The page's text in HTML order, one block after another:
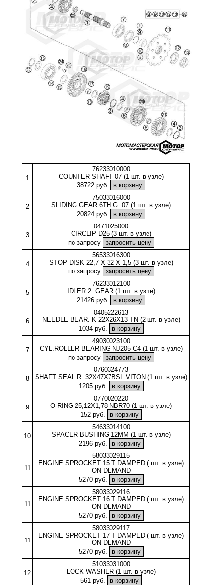
1
76233010000
COUNTER SHAFT 07 (1 шт. в узле)
38722 руб.
2
75033016000
SLIDING GEAR 6TH G. 07 (1 шт. в узле)
20824 руб.
3
0471025000
CIRCLIP D25 (3 шт. в узле)
по запросу
4
56533016300
STOP DISK 22,7 X 32 X 1,5 (3 шт. в узле)
по запросу
5
76233012100
IDLER 2. GEAR (1 шт. в узле)
21426 руб.
6
0405222613
NEEDLE BEAR. K 22X26X13 TN (2 шт. в узле)
1034 руб.
7
49030023100
CYL.ROLLER BEARING NJ205 C4 (1 шт. в узле)
по запросу
8
0760324773
SHAFT SEAL R. 32X47X7BSL VITON (1 шт. в узле)
1205 руб.
9
0770020220
O-RING 25,12X1,78 NBR70 (1 шт. в узле)
152 руб.
10
54633014100
SPACER BUSHING 12MM (1 шт. в узле)
2196 руб.
11
58033029115
ENGINE SPROCKET 15 T DAMPED ( шт. в узле)
ON DEMAND
5270 руб.
11
58033029116
ENGINE SPROCKET 16 T DAMPED ( шт. в узле)
ON DEMAND
5270 руб.
11
58033029117
ENGINE SPROCKET 17 T DAMPED ( шт. в узле)
ON DEMAND
5270 руб.
12
51033031000
LOCK WASHER (1 шт. в узле)
561 руб.